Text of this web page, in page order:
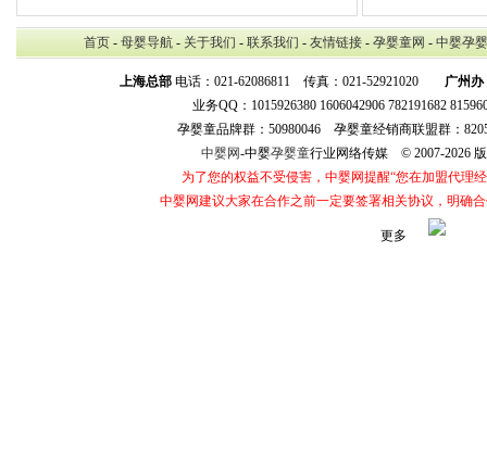
首页 - 母婴导航 - 关于我们 - 联系我们 - 友情链接 - 孕婴童网 - 中婴孕
上海总部电话：021-62086811 传真：021-52921020 广州办
业务QQ：1015926380 1606042906 782191682
孕婴童品牌群：50980046 孕婴童经销商联盟群：
中婴网-中婴孕婴童行业网络传媒 © 2007-2026
为了您的权益不受侵害，中婴网提醒“您在加盟代理
中婴网建议大家在合作之前一定要签署相关协议，明确
更多